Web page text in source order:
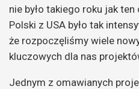
nie było takiego roku jak
Polski z USA było tak
że rozpoczęliśmy wiele
kluczowych dla nas
Jednym z omawianych